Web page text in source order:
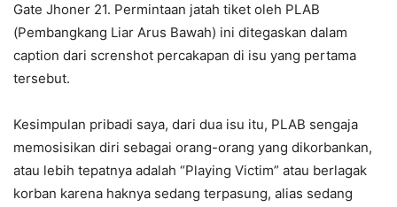
Gate Jhoner 21. Permintaan jatah tiket oleh PLAB
(Pembangkang Liar Arus Bawah) ini ditegaskan dalam
caption dari screnshot percakapan di isu yang pertama
tersebut.
Kesimpulan pribadi saya, dari dua isu itu, PLAB sengaja
memosisikan diri sebagai orang-orang yang dikorbankan,
atau lebih tepatnya adalah “Playing Victim” atau berlagak
korban karena haknya sedang terpasung, alias sedang